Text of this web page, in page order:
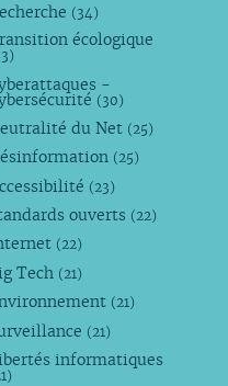
(34)
écologique
-
(30)
du Net (25)
(25)
(23)
ouverts (22)
(22)
Tech (21)
(21)
(21)
informatiques